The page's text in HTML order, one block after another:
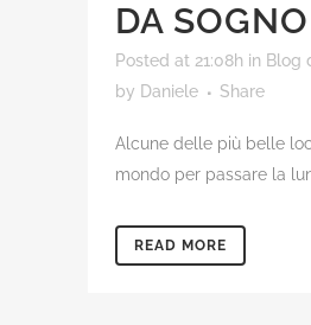
DA SOGNO
Posted at 21:08h in Blog
by Daniele Share
Alcune delle più belle
mondo per passare la
READ MORE